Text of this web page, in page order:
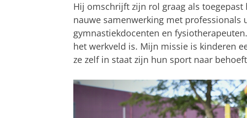
Hij omschrijft zijn rol graag als
nauwe samenwerking met professionals
gymnastiekdocenten en
het werkveld is. Mijn missie is kinderen
ze zelf in staat zijn hun sport naar